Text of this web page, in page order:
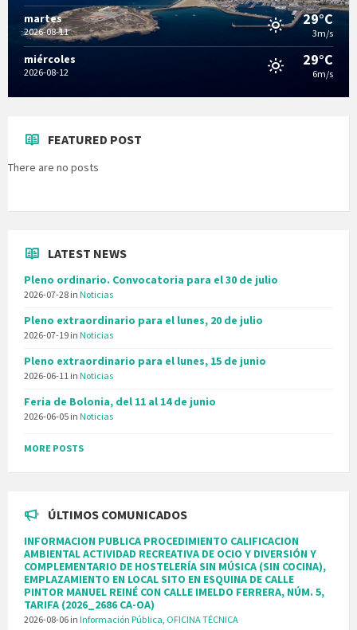
martes
2026-08-11
29°C
3m/s
miércoles
2026-08-12
29°C
6m/s
FEATURED POST
There are no posts
LATEST NEWS
Pleno ordinario. Convocatoria para el 30 de julio
2026-07-28 in Noticias
Pleno extraordinario para el lunes, 20 de julio
2026-07-19 in Noticias
Pleno extraordinario para el lunes, 15 de junio
2026-06-11 in Noticias
Feria de Bolonia, del 11 al 14 de junio
2026-06-05 in Noticias
MORE POSTS
ÚLTIMOS COMUNICADOS
INFORMACION PUBLICA PROCEDIMIENTO CALIFICACION
AMBIENTAL ACTIVIDAD RECREATIVA DE OCIO Y DIVERSIÓN Y
COMPLEMENTARIO DE HOSTELERÍA SIN MÚSICA (SIN COCINA),
EMPLAZAMIENTO EN LOCAL SITO EN ESQUINA DE CALLE
PINTOR MANUEL REINÉ CON CALLE IMELDO FERRERA, NÚM. 5,
TARIFA (2026_2686 CA-OA)
2026-08-06 in Información Pública, OFICINA TÉCNICA